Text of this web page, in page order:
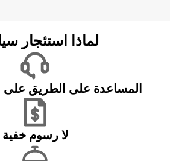
لماذا استئجار
المساعدة على الطريق على مدار
لا رسوم خفية